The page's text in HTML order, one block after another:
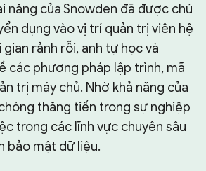
năng của Snowden đã được chú
dụng vào vị trí quản trị viên hệ
rảnh rỗi, anh tự học và
các phương pháp lập trình, mã
trị máy chủ. Nhờ khả năng của
thăng tiến trong sự nghiệp
trong các lĩnh vực chuyên sâu
bảo mật dữ liệu.